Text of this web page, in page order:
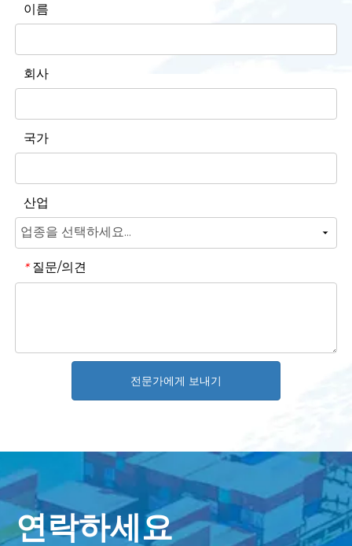
이름
회사
국가
산업
* 질문/의견
전문가에게 보내기
연락하세요